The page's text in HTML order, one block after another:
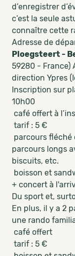
d’enregistrer
c’est la seule
connaître cette
Adresse de
Ploegsteert -
59280 - France)
direction Ypres
Inscription sur
10h00
café offert à
tarif : 5 €
parcours fléché
parcours longs
biscuits, etc.
boisson et
+ concert à
Du sport et,
En plus, il y a 2
une rando
café offert
tarif : 5 €